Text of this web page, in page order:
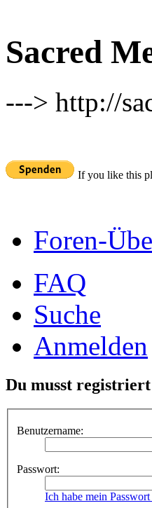
Sacred
---> http://
If you like this
Foren-
FAQ
Suche
Anmelden
Du musst
Benutzername:
Passwort:
Ich habe mein Passwort